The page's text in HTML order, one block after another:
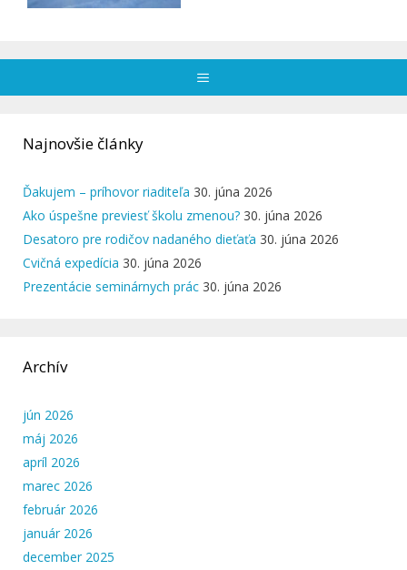
Najnovšie články
Ďakujem – príhovor riaditeľa 30. júna 2026
Ako úspešne previesť školu zmenou? 30. júna 2026
Desatoro pre rodičov nadaného dieťaťa 30. júna 2026
Cvičná expedícia 30. júna 2026
Prezentácie seminárnych prác 30. júna 2026
Archív
jún 2026
máj 2026
apríl 2026
marec 2026
február 2026
január 2026
december 2025